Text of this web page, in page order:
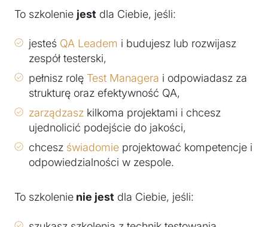
To szkolenie jest dla Ciebie, jeśli:
jesteś QA Leadem i budujesz lub rozwijasz
zespół testerski,
pełnisz rolę Test Managera i odpowiadasz za
strukturę oraz efektywność QA,
zarządzasz kilkoma projektami i chcesz
ujednolicić podejście do jakości,
chcesz świadomie projektować kompetencje i
odpowiedzialności w zespole.
To szkolenie nie jest dla Ciebie, jeśli: